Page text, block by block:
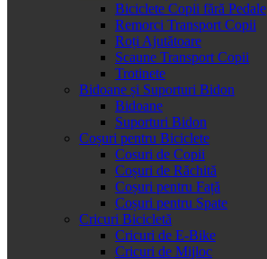
Biciclete Copii fără Pedale
Remorci Transport Copii
Roți Ajutătoare
Scaune Transport Copii
Trotinete
Bidoane și Suporturi Bidon
Bidoane
Suporturi Bidon
Coșuri pentru Biciclete
Cosuri de Copii
Coșuri de Răchită
Coșuri pentru Față
Coșuri pentru Spate
Cricuri Bicicletă
Cricuri de E-Bike
Cricuri de Mijloc